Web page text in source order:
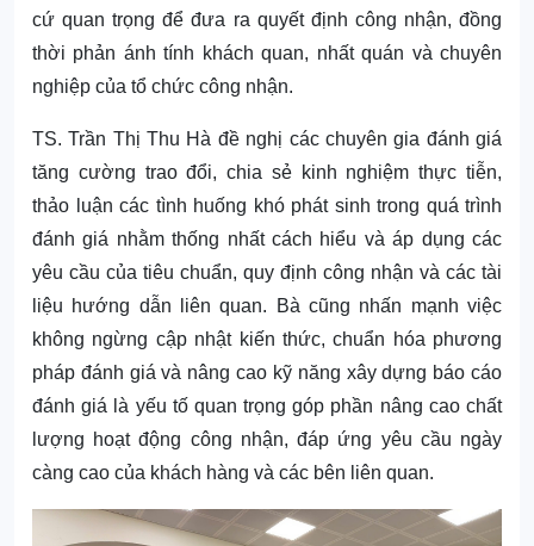
cứ quan trọng để đưa ra quyết định công nhận, đồng
thời phản ánh tính khách quan, nhất quán và chuyên
nghiệp của tổ chức công nhận.
TS. Trần Thị Thu Hà đề nghị các chuyên gia đánh giá
tăng cường trao đổi, chia sẻ kinh nghiệm thực tiễn,
thảo luận các tình huống khó phát sinh trong quá trình
đánh giá nhằm thống nhất cách hiểu và áp dụng các
yêu cầu của tiêu chuẩn, quy định công nhận và các tài
liệu hướng dẫn liên quan. Bà cũng nhấn mạnh việc
không ngừng cập nhật kiến thức, chuẩn hóa phương
pháp đánh giá và nâng cao kỹ năng xây dựng báo cáo
đánh giá là yếu tố quan trọng góp phần nâng cao chất
lượng hoạt động công nhận, đáp ứng yêu cầu ngày
càng cao của khách hàng và các bên liên quan.